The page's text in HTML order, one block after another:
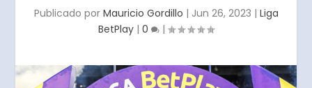
Publicado por Mauricio Gordillo | Jun 26, 2023 | Liga
BetPlay | 0 |